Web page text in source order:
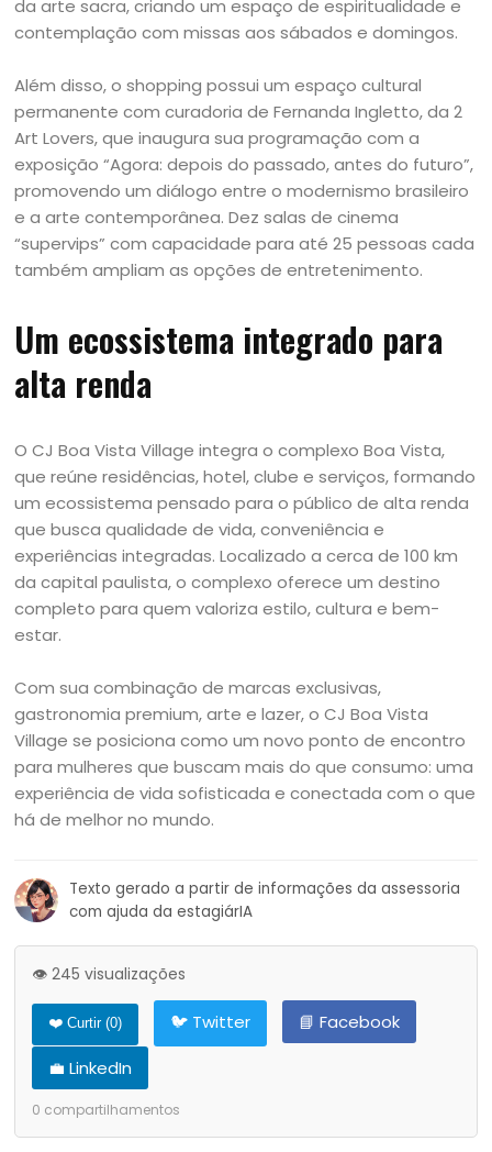
da arte sacra, criando um espaço de espiritualidade e
contemplação com missas aos sábados e domingos.
Além disso, o shopping possui um espaço cultural
permanente com curadoria de Fernanda Ingletto, da 2
Art Lovers, que inaugura sua programação com a
exposição “Agora: depois do passado, antes do futuro”,
promovendo um diálogo entre o modernismo brasileiro
e a arte contemporânea. Dez salas de cinema
“supervips” com capacidade para até 25 pessoas cada
também ampliam as opções de entretenimento.
Um ecossistema integrado para
alta renda
O CJ Boa Vista Village integra o complexo Boa Vista,
que reúne residências, hotel, clube e serviços, formando
um ecossistema pensado para o público de alta renda
que busca qualidade de vida, conveniência e
experiências integradas. Localizado a cerca de 100 km
da capital paulista, o complexo oferece um destino
completo para quem valoriza estilo, cultura e bem-
estar.
Com sua combinação de marcas exclusivas,
gastronomia premium, arte e lazer, o CJ Boa Vista
Village se posiciona como um novo ponto de encontro
para mulheres que buscam mais do que consumo: uma
experiência de vida sofisticada e conectada com o que
há de melhor no mundo.
Texto gerado a partir de informações da assessoria
com ajuda da estagiárIA
👁️ 245 visualizações
❤️ Curtir (0) 🐦 Twitter
📘 Facebook
💼 LinkedIn
0 compartilhamentos